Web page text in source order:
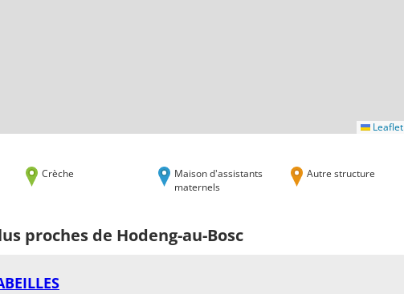
Leaflet
Crèche
Maison d'assistants
maternels
Autre structure
proches de Hodeng-au-Bosc